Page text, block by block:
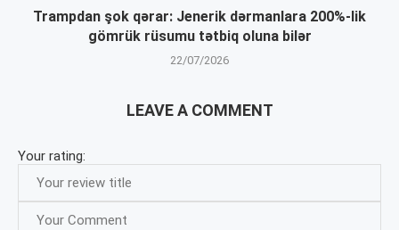
Trampdan şok qərar: Jenerik dərmanlara 200%-lik
gömrük rüsumu tətbiq oluna bilər
22/07/2026
LEAVE A COMMENT
Your rating: